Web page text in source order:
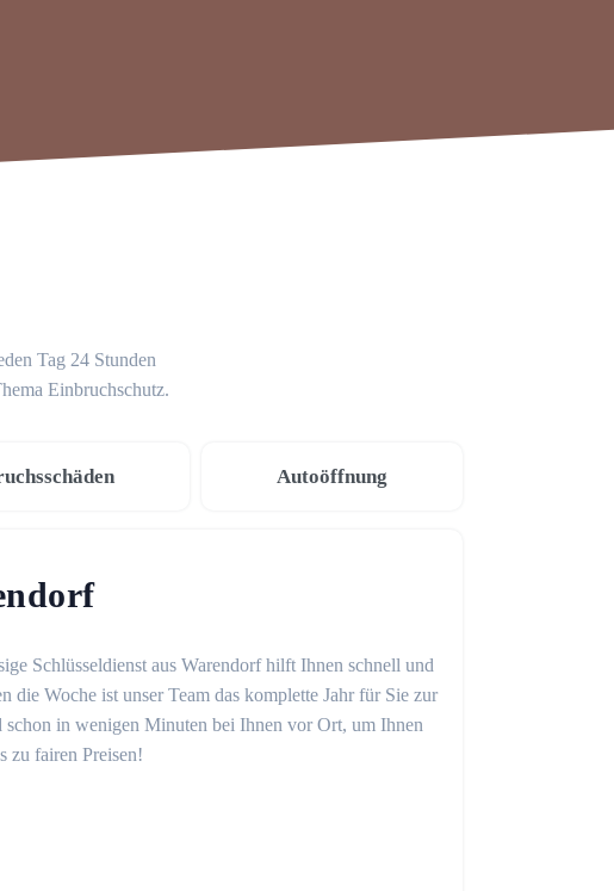
Tag 24 Stunden
Einbruchschutz.
Autoöffnung
Schlüsseldienst aus Warendorf hilft Ihnen schnell und
die Woche ist unser Team das komplette Jahr für Sie zur
schon in wenigen Minuten bei Ihnen vor Ort, um Ihnen
zu fairen Preisen!